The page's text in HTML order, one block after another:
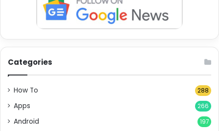
Categories
How To 288
Apps 266
Android 197